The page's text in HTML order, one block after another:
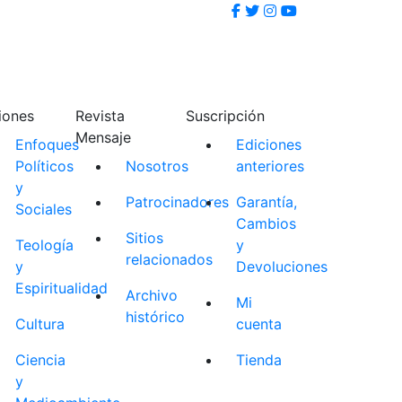
Enfoques
Políticos
y
Sociales
Teología
y
Espiritualidad
Cultura
Ciencia
y
Revista
Mensaje
Nosotros
Patrocinadores
Sitios
relacionados
Archivo
histórico
Suscripción
Ediciones
anteriores
Garantía,
Cambios
y
Devoluciones
Mi
cuenta
Tienda